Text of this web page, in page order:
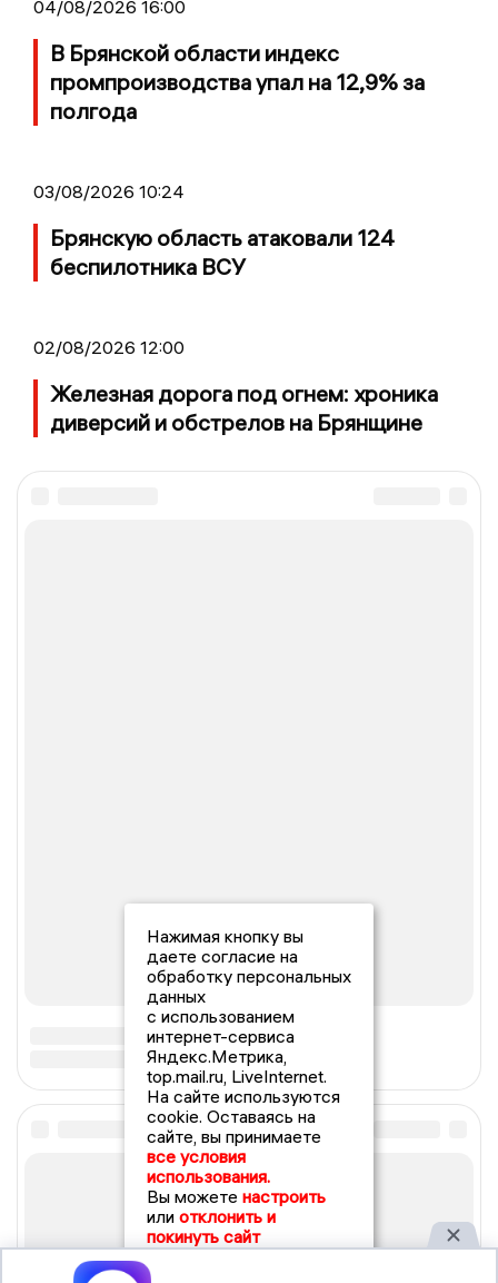
04/08/2026 16:00
В Брянской области индекс
промпроизводства упал на 12,9% за
полгода
03/08/2026 10:24
Брянскую область атаковали 124
беспилотника ВСУ
02/08/2026 12:00
Железная дорога под огнем: хроника
диверсий и обстрелов на Брянщине
Нажимая кнопку вы
даете согласие на
обработку персональных
данных
с использованием
интернет-сервиса
Яндекс.Метрика,
top.mail.ru, LiveInternet.
На сайте используются
cookie. Оставаясь на
сайте, вы принимаете
все условия
использования.
Вы можете настроить
или отклонить и
покинуть сайт